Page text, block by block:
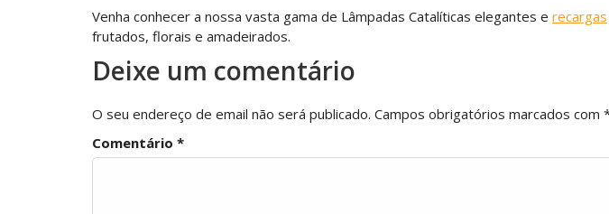
Venha conhecer a nossa vasta gama de Lâmpadas Catalíticas elegantes e recargas
frutados, florais e amadeirados.
Deixe um comentário
O seu endereço de email não será publicado. Campos obrigatórios marcados com
Comentário *